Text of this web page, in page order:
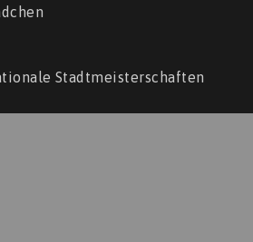
Stadtmeisterschaften